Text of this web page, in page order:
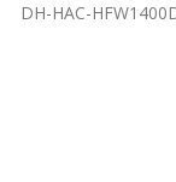
DH-HAC-